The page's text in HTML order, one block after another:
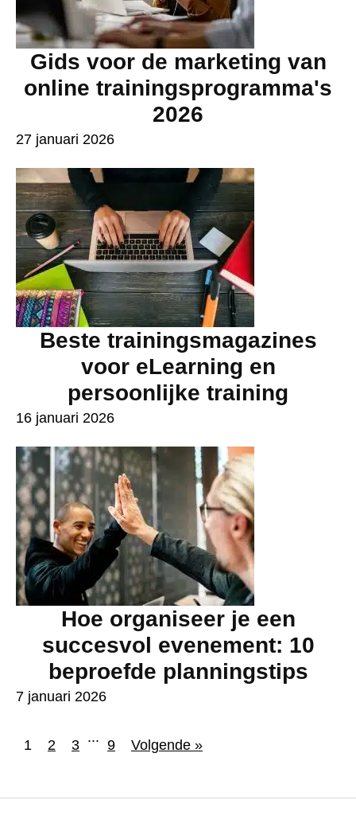
Gids voor de marketing van
online trainingsprogramma's
2026
27 januari 2026
Beste trainingsmagazines
voor eLearning en
persoonlijke training
16 januari 2026
Hoe organiseer je een
succesvol evenement: 10
beproefde planningstips
7 januari 2026
1 2 3 ... 9 Volgende »